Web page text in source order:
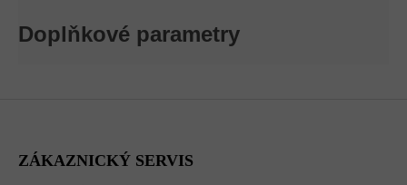
Doplňkové parametry
ZÁKAZNICKÝ SERVIS